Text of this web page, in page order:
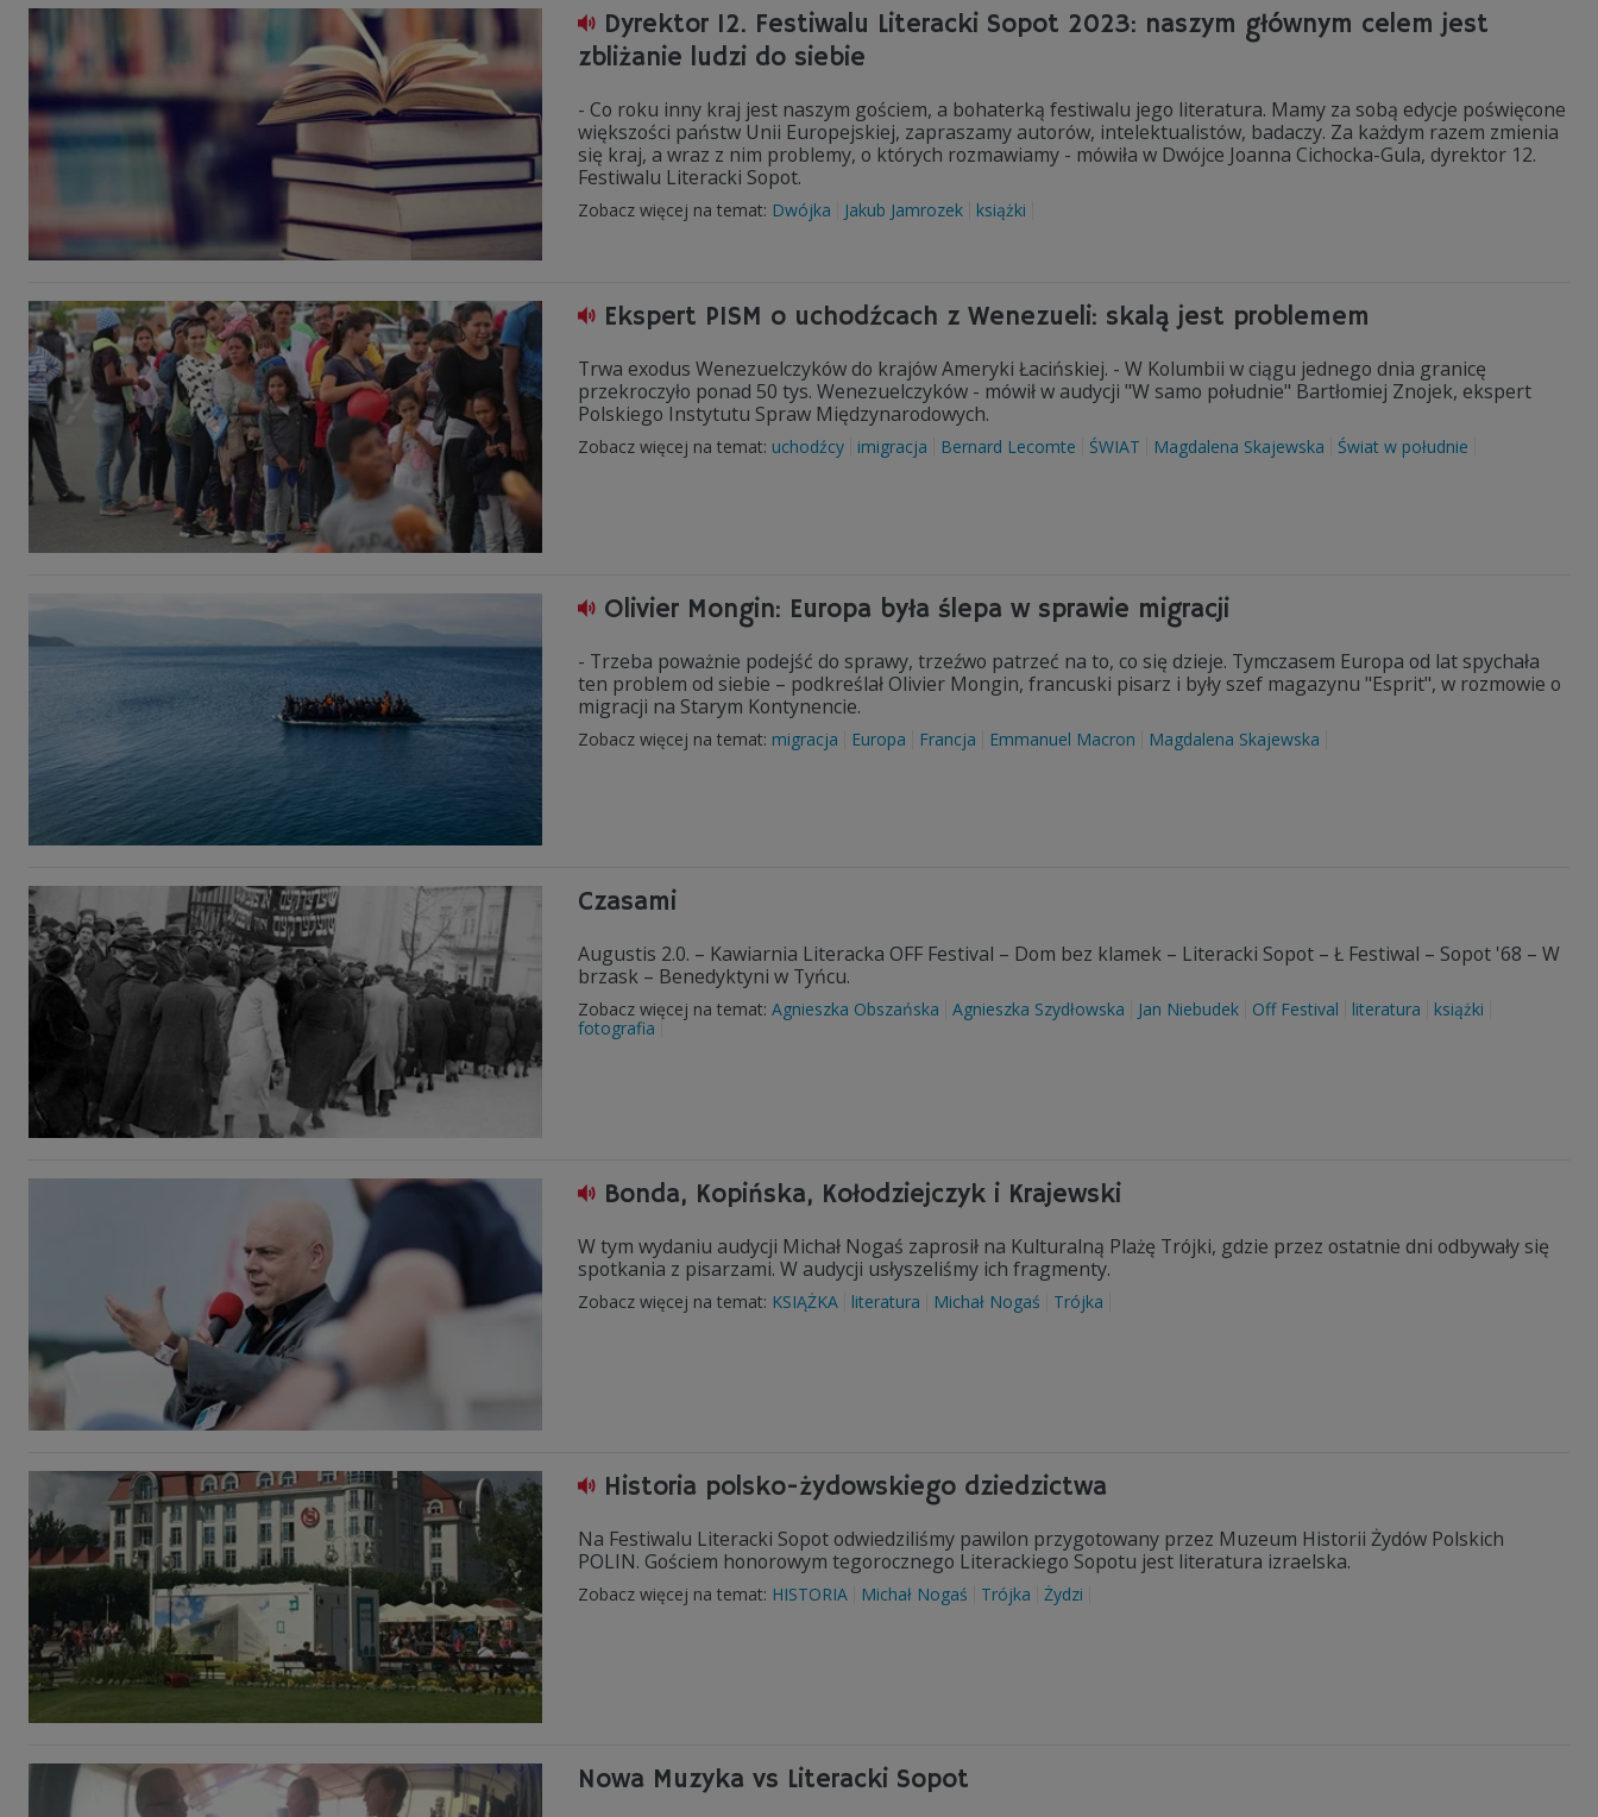
Dyrektor 12. Festiwalu Literacki Sopot 2023: naszym głównym celem jest
zbliżanie ludzi do siebie
- Co roku inny kraj jest naszym gościem, a bohaterką festiwalu jego literatura. Mamy za sobą edycje poświęcone
większości państw Unii Europejskiej, zapraszamy autorów, intelektualistów, badaczy. Za każdym razem zmienia
się kraj, a wraz z nim problemy, o których rozmawiamy - mówiła w Dwójce Joanna Cichocka-Gula, dyrektor 12.
Festiwalu Literacki Sopot.
Zobacz więcej na temat: Dwójka Jakub Jamrozek książki
Ekspert PISM o uchodźcach z Wenezueli: skalą jest problemem
Trwa exodus Wenezuelczyków do krajów Ameryki Łacińskiej. - W Kolumbii w ciągu jednego dnia granicę
przekroczyło ponad 50 tys. Wenezuelczyków - mówił w audycji "W samo południe" Bartłomiej Znojek, ekspert
Polskiego Instytutu Spraw Międzynarodowych.
Zobacz więcej na temat: uchodźcy imigracja Bernard Lecomte ŚWIAT Magdalena Skajewska Świat w południe
Olivier Mongin: Europa była ślepa w sprawie migracji
- Trzeba poważnie podejść do sprawy, trzeźwo patrzeć na to, co się dzieje. Tymczasem Europa od lat spychała
ten problem od siebie – podkreślał Olivier Mongin, francuski pisarz i były szef magazynu "Esprit", w rozmowie o
migracji na Starym Kontynencie.
Zobacz więcej na temat: migracja Europa Francja Emmanuel Macron Magdalena Skajewska
Czasami
Augustis 2.0. – Kawiarnia Literacka OFF Festival – Dom bez klamek – Literacki Sopot – Ł Festiwal – Sopot '68 – W
brzask – Benedyktyni w Tyńcu.
Zobacz więcej na temat: Agnieszka Obszańska Agnieszka Szydłowska Jan Niebudek Off Festival literatura
książki
fotografia
Bonda, Kopińska, Kołodziejczyk i Krajewski
W tym wydaniu audycji Michał Nogaś zaprosił na Kulturalną Plażę Trójki, gdzie przez ostatnie dni odbywały się
spotkania z pisarzami. W audycji usłyszeliśmy ich fragmenty.
Zobacz więcej na temat: KSIĄŻKA literatura Michał Nogaś Trójka
Historia polsko-żydowskiego dziedzictwa
Na Festiwalu Literacki Sopot odwiedziliśmy pawilon przygotowany przez Muzeum Historii Żydów Polskich
POLIN. Gościem honorowym tegorocznego Literackiego Sopotu jest literatura izraelska.
Zobacz więcej na temat: HISTORIA Michał Nogaś Trójka Żydzi
Nowa Muzyka vs Literacki Sopot